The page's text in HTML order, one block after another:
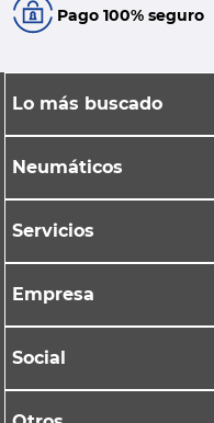
Pago 100% seguro
Lo más buscado
Neumáticos
Servicios
Empresa
Social